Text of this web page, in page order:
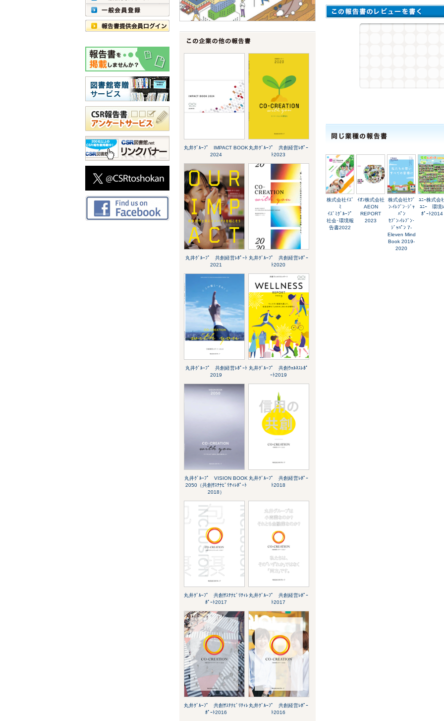
丸井ｸﾞﾙｰﾌﾟ IMPACT BOOK
2024
丸井ｸﾞﾙｰﾌﾟ 共創経営ﾚﾎﾟｰ
ﾄ2023
丸井ｸﾞﾙｰﾌﾟ 共創経営ﾚﾎﾟｰﾄ
2021
丸井ｸﾞﾙｰﾌﾟ 共創経営ﾚﾎﾟｰ
ﾄ2020
丸井ｸﾞﾙｰﾌﾟ 共創経営ﾚﾎﾟｰﾄ
2019
丸井ｸﾞﾙｰﾌﾟ 共創ｳｪﾙﾈｽﾚﾎﾟ
ｰﾄ2019
丸井ｸﾞﾙｰﾌﾟ VISION BOOK
2050（共創ｻｽﾃﾅﾋﾞﾘﾃｨﾚﾎﾟｰﾄ
2018）
丸井ｸﾞﾙｰﾌﾟ 共創経営ﾚﾎﾟｰ
ﾄ2018
丸井ｸﾞﾙｰﾌﾟ 共創ｻｽﾃﾅﾋﾞﾘﾃｨﾚ
ﾎﾟｰﾄ2017
丸井ｸﾞﾙｰﾌﾟ 共創経営ﾚﾎﾟｰ
ﾄ2017
丸井ｸﾞﾙｰﾌﾟ 共創ｻｽﾃﾅﾋﾞﾘﾃｨﾚ
ﾎﾟｰﾄ2016
丸井ｸﾞﾙｰﾌﾟ 共創経営ﾚﾎﾟｰ
ﾄ2016
株式会社ｲｽﾞ
ﾐ
ｲｽﾞﾐｸﾞﾙｰﾌﾟ
社会･環境報
告書2022
ｲｵﾝ株式会社
AEON
REPORT
2023
株式会社ｾﾌﾞ
ﾝ‐ｲﾚﾌﾞﾝ･ｼﾞｬ
ﾊﾟﾝ
ｾﾌﾞﾝ‐ｲﾚﾌﾞﾝ･
ｼﾞｬﾊﾟﾝ 7-
Eleven Mind
Book 2019-
2020
ﾕﾆｰ株式会
ﾕﾆｰ 環境ﾚ
ﾎﾟｰﾄ2014